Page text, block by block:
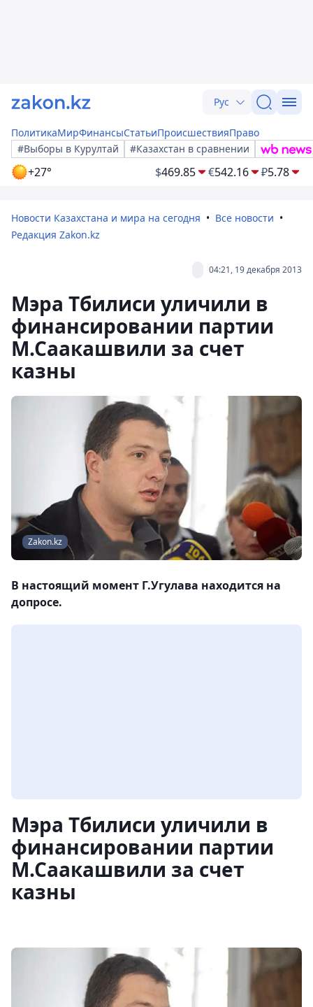
Рус
ПолитикаМирФинансыСтатьиПроисшествияПраво
#Выборы в Курултай
#Казахстан в сравнении
+27° $469.85 €542.16 ₽5.78
Новости Казахстана и мира на сегодня
Все новости
Редакция Zakon.kz
04:21, 19 декабря 2013
Мэра Тбилиси уличили в
финансировании партии
М.Саакашвили за счет
казны
Zakon.kz
В настоящий момент Г.Угулава находится на
допросе.
Мэра Тбилиси уличили в
финансировании партии
М.Саакашвили за счет
казны